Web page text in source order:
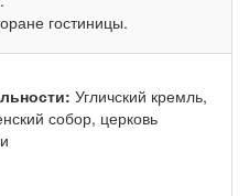
гостиницы.
Угличский кремль,
собор, церковь